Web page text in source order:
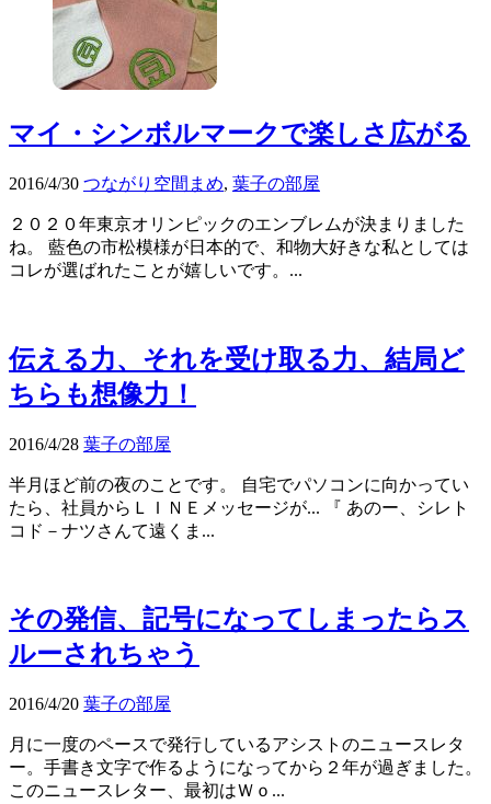
マイ・シンボルマークで楽しさ広がる
2016/4/30 つながり空間まめ, 葉子の部屋
２０２０年東京オリンピックのエンブレムが決まりました
ね。 藍色の市松模様が日本的で、和物大好きな私としては
コレが選ばれたことが嬉しいです。...
伝える力、それを受け取る力、結局ど
ちらも想像力！
2016/4/28 葉子の部屋
半月ほど前の夜のことです。 自宅でパソコンに向かってい
たら、社員からＬＩＮＥメッセージが... 『 あのー、シレト
コド－ナツさんて遠くま...
その発信、記号になってしまったらス
ルーされちゃう
2016/4/20 葉子の部屋
月に一度のペースで発行しているアシストのニュースレタ
ー。手書き文字で作るようになってから２年が過ぎました。
このニュースレター、最初はＷｏ...